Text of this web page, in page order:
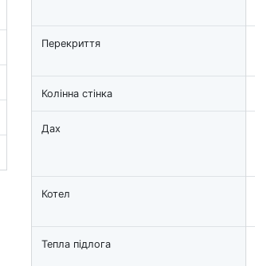
Перекриття
Колінна стінка
Дах
Котел
Тепла підлога